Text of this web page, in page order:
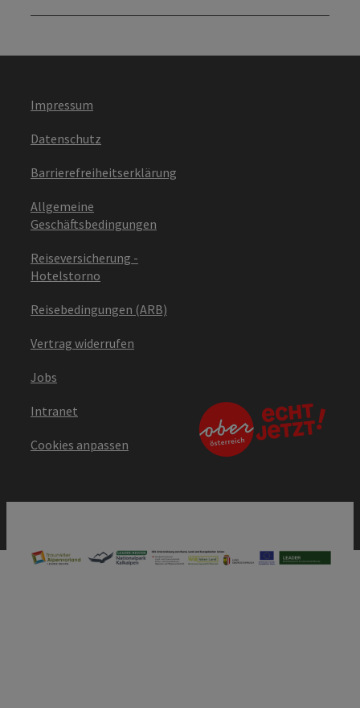
Impressum
Datenschutz
Barrierefreiheitserklärung
Allgemeine
Geschäftsbedingungen
Reiseversicherung -
Hotelstorno
Reisebedingungen (ARB)
Vertrag widerrufen
Jobs
Intranet
Cookies anpassen